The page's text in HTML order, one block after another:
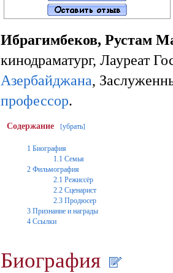
Ибрагимбеков, Рустам
кинодраматург, Лауреат
Азербайджана,
профессор.
Содержание [убрать]
1 Биография
1.1 Семья
2 Фильмография
2.1 Режиссёр
2.2 Сценарист
2.3 Продюсер
3 Признание и награды
4 Ссылки
Биография